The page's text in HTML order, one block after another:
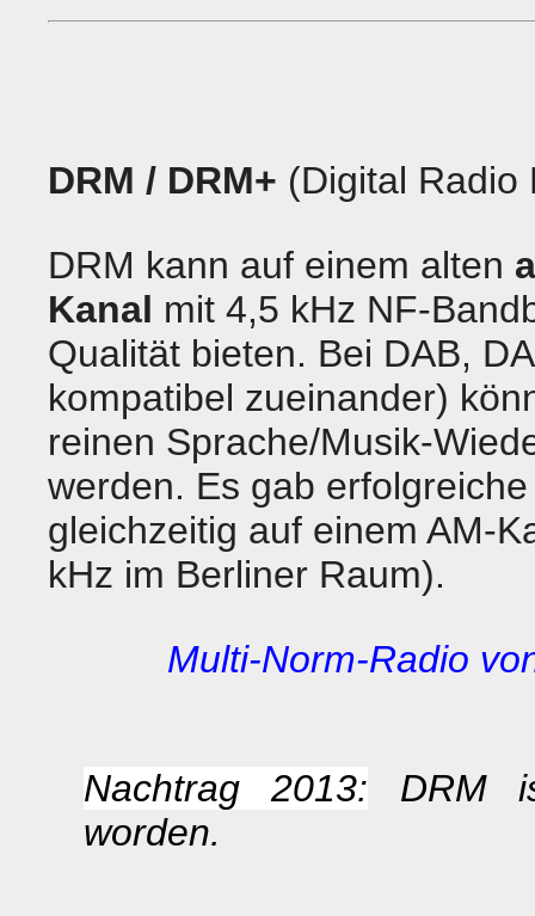
DRM / DRM+ (Digital Radio
DRM kann auf einem alten
Kanal mit 4,5 kHz NF-
Qualität bieten. Bei DAB,
kompatibel zueinander)
reinen Sprache/Musik-
werden. Es gab
gleichzeitig auf einem AM-
kHz im Berliner Raum).
Multi-Norm-Radio
Nachtrag 2013: DRM
worden.